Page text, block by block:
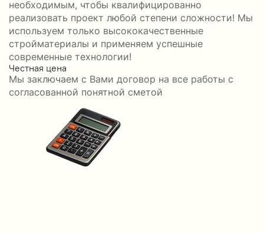
необходимым, чтобы квалифицированно
реализовать проект любой степени сложности! Мы
используем только высококачественные
стройматериалы и применяем успешные
современные технологии!
Честная цена
Мы заключаем с Вами договор на все работы с
согласованной понятной сметой